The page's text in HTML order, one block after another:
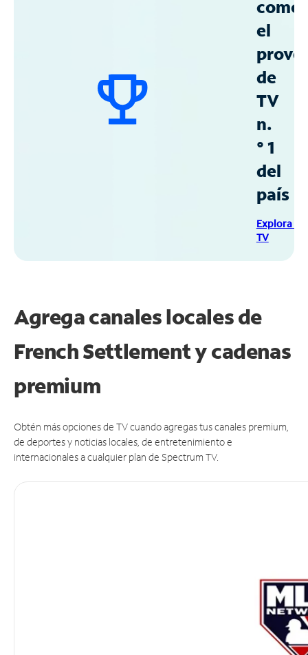
como
el
de
TV
n.
° 1
del
país
Explora
TV
Agrega canales locales de
French Settlement y cadenas
premium
Obtén más opciones de TV cuando agregas tus canales premium,
de deportes y noticias locales, de entretenimiento e
internacionales a cualquier plan de Spectrum TV.